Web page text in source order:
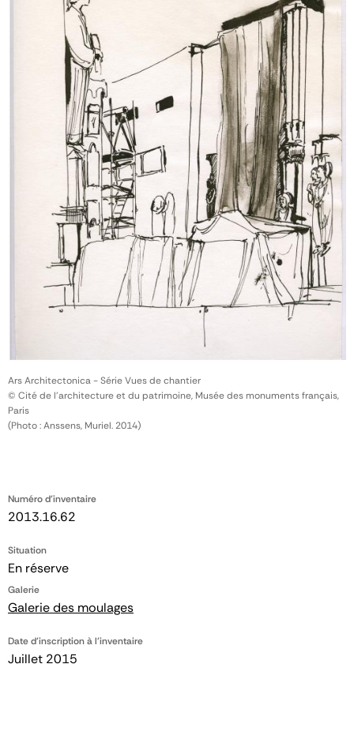
Numéro d'inventaire
2013.16.62
Situation
En réserve
Galerie
Galerie des moulages
Date d'inscription à l'inventaire
Juillet 2015
Ars Architectonica - Série Vues de chantier
© Cité de l'architecture et du patrimoine, Musée des monuments français,
Paris
(Photo : Anssens, Muriel. 2014)